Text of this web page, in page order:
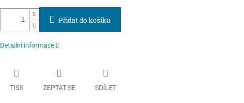
Přidat do košíku
Detailní informace
TISK ZEPTAT SE SDÍLET